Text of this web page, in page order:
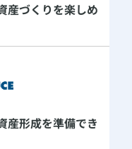
産づくりを楽しめ
産形成を準備でき